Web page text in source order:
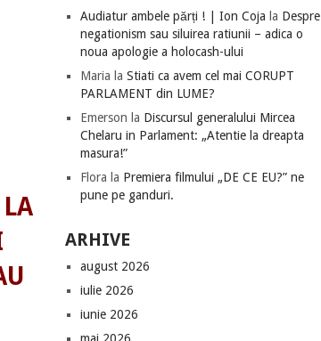
Audiatur ambele părți ! | Ion Coja la Despre
negationism sau siluirea ratiunii – adica o
noua apologie a holocash-ului
Maria laStiati ca avem cel mai CORUPT
PARLAMENT din LUME?
Emerson la Discursul generalului Mircea
Chelaru in Parlament: „Atentie la dreapta
masura!”
Flora la Premiera filmului „DE CE EU?” ne
pune pe ganduri.
ARHIVE
august 2026
iulie 2026
iunie 2026